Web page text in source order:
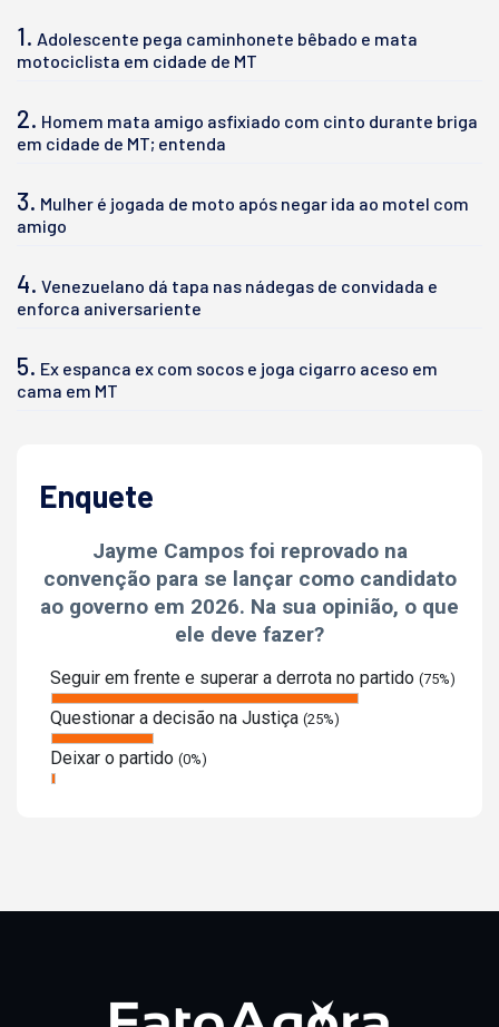
1. Adolescente pega caminhonete bêbado e mata
motociclista em cidade de MT
2. Homem mata amigo asfixiado com cinto durante briga
em cidade de MT; entenda
3. Mulher é jogada de moto após negar ida ao motel com
amigo
4. Venezuelano dá tapa nas nádegas de convidada e
enforca aniversariente
5. Ex espanca ex com socos e joga cigarro aceso em
cama em MT
Enquete
Jayme Campos foi reprovado na
convenção para se lançar como candidato
ao governo em 2026. Na sua opinião, o que
ele deve fazer?
Seguir em frente e superar a derrota no partido (75%)
Questionar a decisão na Justiça (25%)
Deixar o partido (0%)